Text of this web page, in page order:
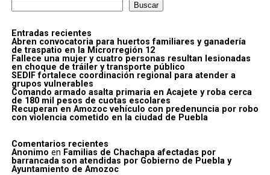
Buscar
Entradas recientes
Abren convocatoria para huertos familiares y ganadería
de traspatio en la Microrregión 12
Fallece una mujer y cuatro personas resultan lesionadas
en choque de tráiler y transporte público
SEDIF fortalece coordinación regional para atender a
grupos vulnerables
Comando armado asalta primaria en Acajete y roba cerca
de 180 mil pesos de cuotas escolares
Recuperan en Amozoc vehículo con predenuncia por robo
con violencia cometido en la ciudad de Puebla
Comentarios recientes
Anonimo en Familias de Chachapa afectadas por
barrancada son atendidas por Gobierno de Puebla y
Ayuntamiento de Amozoc